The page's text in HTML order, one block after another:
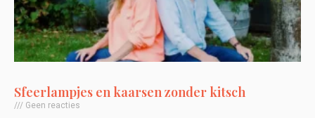
Sfeerlampjes en kaarsen zonder kitsch
Geen reacties